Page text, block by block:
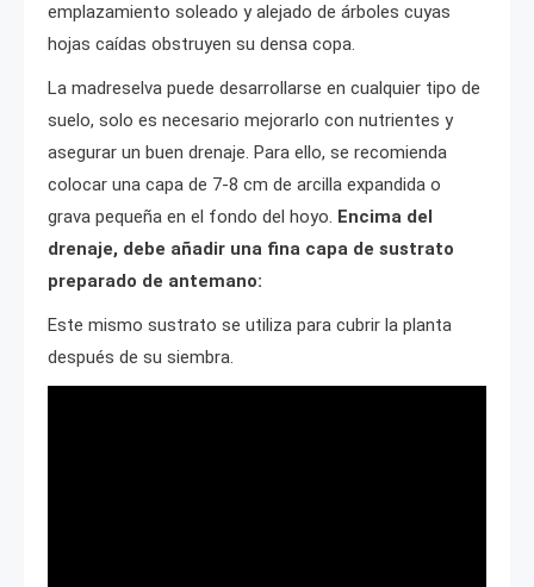
emplazamiento soleado y alejado de árboles cuyas
hojas caídas obstruyen su densa copa.
La madreselva puede desarrollarse en cualquier tipo de
suelo, solo es necesario mejorarlo con nutrientes y
asegurar un buen drenaje. Para ello, se recomienda
colocar una capa de 7-8 cm de arcilla expandida o
grava pequeña en el fondo del hoyo. Encima del
drenaje, debe añadir una fina capa de sustrato
preparado de antemano:
Este mismo sustrato se utiliza para cubrir la planta
después de su siembra.